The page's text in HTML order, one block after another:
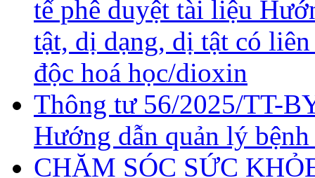
tế phê duyệt tài liệu
tật, dị dạng, dị tật có
độc hoá học/dioxin
Thông tư 56/2025/TT-
Hướng dẫn quản lý
CHĂM SÓC SỨC